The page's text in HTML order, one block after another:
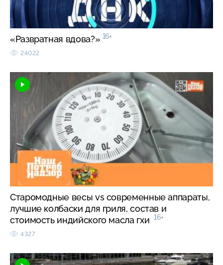
«Развратная вдова?» 16+
24022
Старомодные весы vs современные аппараты,
лучшие колбаски для гриля, состав и
стоимость индийского масла гхи 16+
4327